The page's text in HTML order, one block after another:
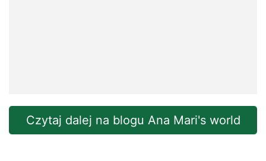
Czytaj dalej na blogu Ana Mari's world